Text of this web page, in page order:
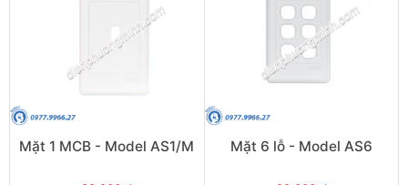
Mặt 1 MCB - Model AS1/M Mặt 6 lỗ - Model AS6